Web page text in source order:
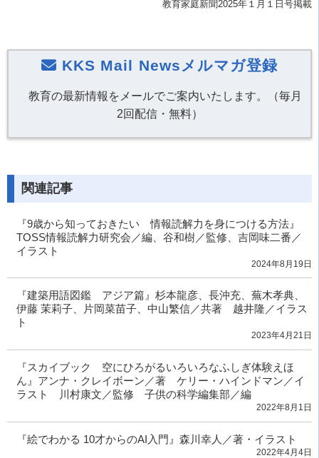
教育家庭新聞2025年１月１日号掲載
KKS Mail Newsメルマガ登録
教育の最新情報をメールでご案内いたします。（毎月
2回配信・無料）
関連記事
『9歳から知っておきたい 情報読解力を身につける方法』
TOSS情報読解力研究会／編、谷和樹／監修、吉岡味二番／
イラスト
2024年8月19日
『建築用語図鑑 アジア篇』杉本龍彦、長沖充、蕪木孝典、
伊藤 茉莉子、片岡菜苗子、中山繁信／共著 越井隆／イラス
ト
2023年4月21日
『スカイブック 空にひろがるいろいろなふしぎ体験えほ
ん』アンナ・クレイボーン／著 ケリー・ハインドマン／イ
ラスト 川村康文／監修 子供の科学編集部／編
2022年8月1日
『絵でわかる 10才からのAI入門』森川幸人／著・イラスト
2022年4月4日